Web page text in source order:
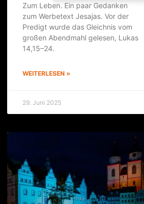
Zum Leben. Ein paar Gedan­ken
zum Wer­be­text Jesa­jas. Vor der
Pre­digt wur­de das Gleich­nis vom
gro­ßen Abend­mahl gele­sen, Lukas
14,15–24.
WEITERLESEN »
29. Juni 2025